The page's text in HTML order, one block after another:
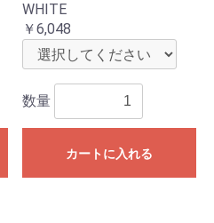
WHITE
￥6,048
数量
カートに入れる